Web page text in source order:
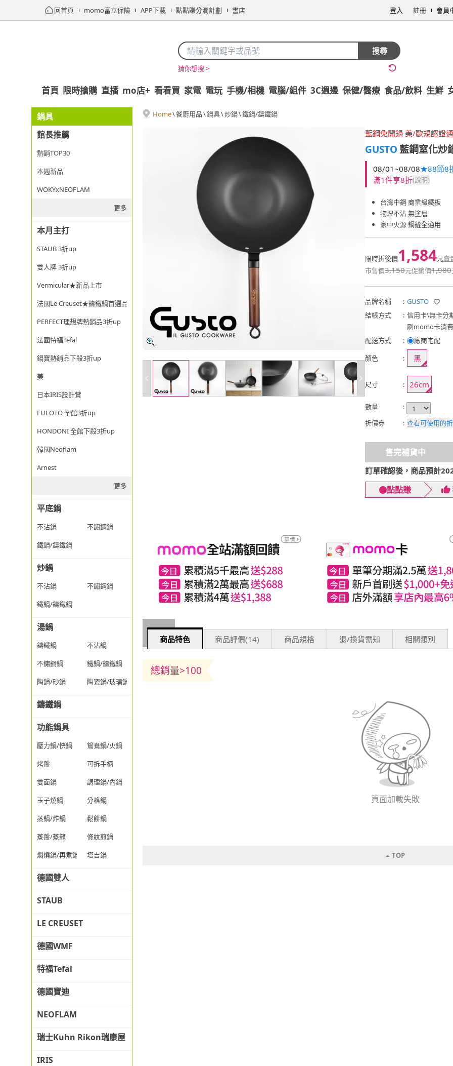
回首頁 momo富立保險 APP下載 點點賺分潤計劃 書店 登入 註冊 會員
搜尋
猜你想搜 >
首頁 限時搶購 直播 mo店+ 看看買 家電 電玩 手機/相機 電腦/組件 3C週邊 保健/醫療 食品/飲料 生鮮
鍋具
館長推薦
熱銷TOP30
本週新品
WOKYxNEOFLAM
更多
本月主打
STAUB 3折up
雙人牌 3折up
Vermicular★新品上市
法國Le Creuset★鑄鐵鍋首選品牌
PERFECT理想牌熱銷品3折up
法國特福Tefal
鍋寶熱銷品下殺3折up
美
日本IRIS設計賞
FULOTO 全館3折up
HONDONI 全館下殺3折up
韓國Neoflam
Arnest
更多
平底鍋
不沾鍋
不鏽鋼鍋
鐵鍋/鑄鐵鍋
炒鍋
不沾鍋
不鏽鋼鍋
鐵鍋/鑄鐵鍋
湯鍋
鑄鐵鍋
不沾鍋
不鏽鋼鍋
鐵鍋/鑄鐵鍋
陶鍋/砂鍋
陶瓷鍋/玻璃鍋/透明鍋
鑄鐵鍋
功能鍋具
壓力鍋/快鍋
鴛鴦鍋/火鍋
烤盤
可拆手柄
雙面鍋
調理鍋/內鍋
玉子燒鍋
分格鍋
蒸鍋/炸鍋
鬆餅鍋
蒸盤/蒸籠
條紋煎鍋
燜燒鍋/再煮鍋
塔吉鍋
德國雙人
STAUB
LE CREUSET
德國WMF
特福Tefal
德國寶迪
NEOFLAM
瑞士Kuhn Rikon瑞康屋
IRIS
Home\餐廚用品\鍋具\炒鍋\鐵鍋/鑄鐵鍋
藍鋼免開鍋 美/歐規認證
GUSTO藍鋼窒化炒
08/01~08/08★88節8
滿1件享8折(說明)
台灣中鋼 商業級鐵板
物理不沾 無塗層
家中火源 鍋鏟全適用
限時折後價1,584元賣
市售價3,150元促銷價1,980
品牌名稱 : GUSTO
結帳方式
: 信用卡\無卡分
刷momo卡消
配送方式
:
廠商宅配
顏色
: 黑
尺寸 : 26cm
數量
:
折價券
: 查看可使用的
售完補貨中
訂單確認後，商品預計
點點賺
商品特色 商品評價(14) 商品規格 退/換貨需知 相關類別
總銷量>100
頁面加載失敗
TOP